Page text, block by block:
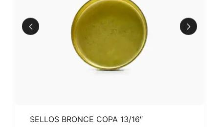
SELLOS BRONCE COPA 13/16″